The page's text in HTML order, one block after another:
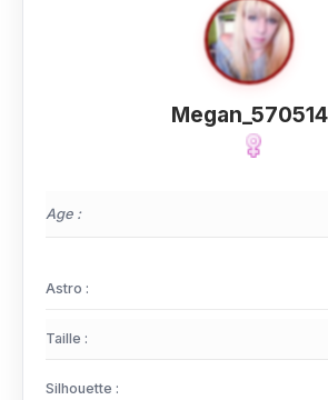
Megan_570514
Age :
Astro :
Taille :
Silhouette :